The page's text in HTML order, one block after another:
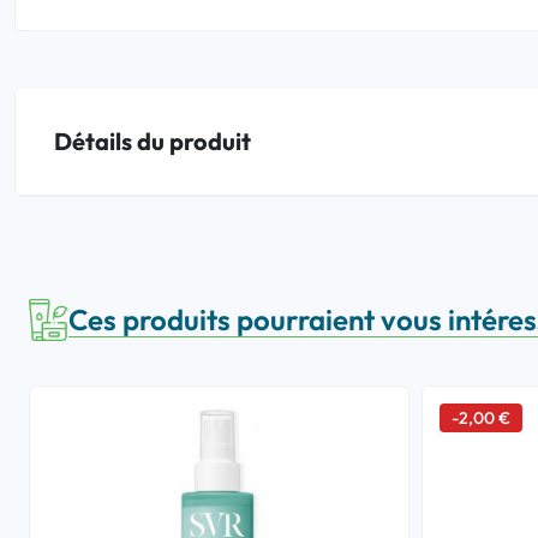
Détails du produit
Ces produits pourraient vous
-2,00 €